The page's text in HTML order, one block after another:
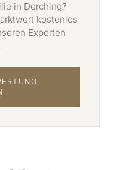
in Derching?
kostenlos
Experten